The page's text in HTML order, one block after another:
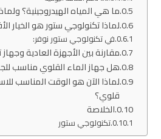
ما هي المياه الهيدروجينية؟
لماذا تكنولوجي ستور هو الخيار
في تكنولوجي ستور نوفر:
مقارنة بين الأجهزة العادية
هل جهاز الماء القلوي مناسب
لماذا الآن هو الوقت المناسب
قلوي؟
الخلاصة
تكنولوجي ستور